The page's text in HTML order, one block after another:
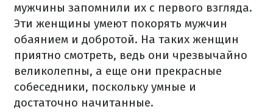
мужчины запомнили их с первого взгляда.
Эти женщины умеют покорять мужчин
обаянием и добротой. На таких женщин
приятно смотреть, ведь они чрезвычайно
великолепны, а еще они прекрасные
собеседники, поскольку умные и
достаточно начитанные.